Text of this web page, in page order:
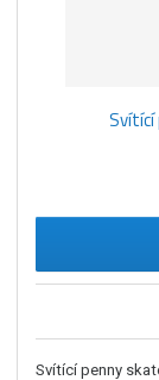
Svítící
Svítící penny